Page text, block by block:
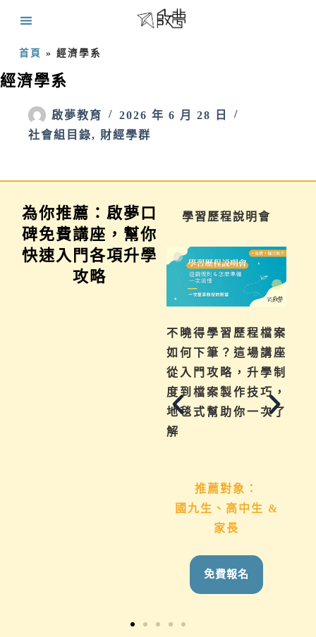
首頁 » 經濟學系
經濟學系
啟夢教育
2026 年 6 月 28 日
社會組目錄, 財經學群
為你推薦：啟夢口
碑免費講座，幫你
快速入門各項升學
攻略
家長講座 學習歷程說明會
不曉得學習歷程檔案
如何下筆？這場講座
從入門攻略，升學制
度到檔案製作技巧，
地毯式幫助你一次了
解
推薦對象：
國九生、高中生 &
家長
免費報名